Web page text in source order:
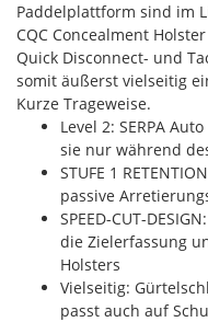
Paddelplattform sind im
CQC Concealment
Quick Disconnect- und
somit äußerst vielseitig
Kurze Trageweise.
Level 2: SERPA
sie nur während
STUFE 1
passive
SPEED-CUT-
die Zielerfassung
Holsters
Vielseitig:
passt auch auf